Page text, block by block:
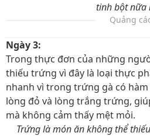
tinh bột nữa
Quảng
Ngày 3:
Trong thực đơn của những
thiếu trứng vì đây là loại thực
nhanh vì trong trứng gà có
lòng đỏ và lòng trắng trứng,
mà không cảm thấy mệt mỏi.
Trứng là món ăn không thể